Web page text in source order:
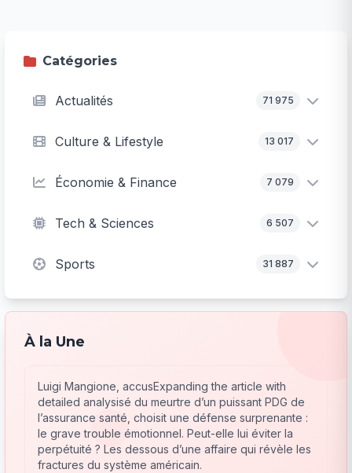
Catégories
Actualités 71 975
Culture & Lifestyle 13 017
Économie & Finance 7 079
Tech & Sciences 6 507
Sports 31 887
À la Une
Luigi Mangione, accusExpanding the article with
detailed analysisé du meurtre d’un puissant PDG de
l’assurance santé, choisit une défense surprenante :
le grave trouble émotionnel. Peut-elle lui éviter la
perpétuité ? Les dessous d’une affaire qui révèle les
fractures du système américain.